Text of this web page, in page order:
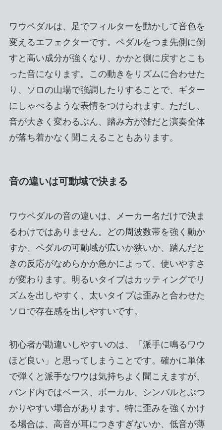
ワウペダルは、足でフィルターを動かして音色を
変えるエフェクターです。ペダルをつま先側に倒
すと高い成分が強くなり、かかと側に戻すとこも
った音になります。この動きをリズムに合わせた
り、ソロの山場で強調したりすることで、ギター
にしゃべるような表情をつけられます。ただし、
音が大きく変わるぶん、踏み方が雑だと演奏全体
が落ち着かなく聞こえることもあります。
音の違いは可動域で決まる
ワウペダルの音の違いは、メーカー名だけで決ま
るわけではありません。どの周波数帯を強く動か
すか、ペダルの可動域が広いか狭いか、踏んだと
きの反応がなめらかか急かによって、使いやすさ
が変わります。明るいタイプはカッティングでリ
ズムを出しやすく、太いタイプは歪みと合わせた
ソロで存在感を出しやすいです。
初心者が勘違いしやすいのは、「派手に鳴るワウ
ほど良い」と思ってしまうことです。確かに単体
で弾くと派手なワウは気持ちよく聞こえますが、
バンド内ではベース、ボーカル、シンバルとぶつ
かりやすい場合があります。特に歪みを強くかけ
る場合は、高音が耳につきすぎないか、低音が薄